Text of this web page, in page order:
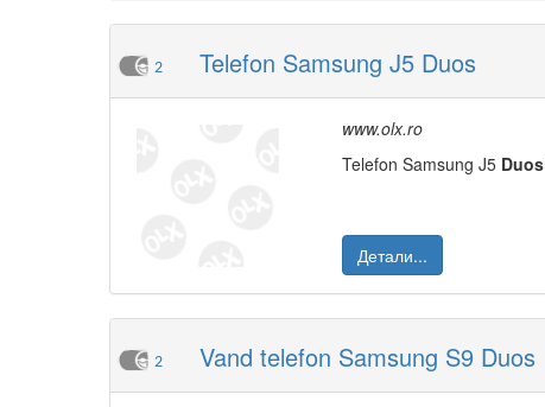
2 Telefon Samsung J5 Duos
www.olx.ro
Telefon Samsung J5 Duos
Детали...
2 Vand telefon Samsung S9 Duos